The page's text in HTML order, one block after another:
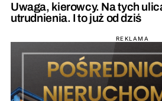
Uwaga, kierowcy. Na tych
utrudnienia. I to już od dziś
REKLAMA